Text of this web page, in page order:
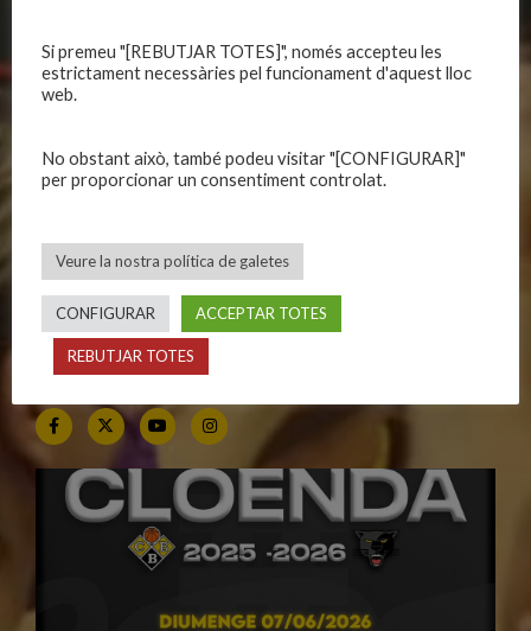
CALENDARIS
Equips federats
Categories inferiors
Partits a casa
INFORMACIONS
Botiga
Intranet
Contacte
SEGUEIX-NOS
Si premeu "[REBUTJAR TOTES]", només accepteu les
estrictament necessàries pel funcionament d'aquest lloc
web.
No obstant això, també podeu visitar "[CONFIGURAR]"
per proporcionar un consentiment controlat.
Veure la nostra política de galetes
CONFIGURAR ACCEPTAR TOTES
REBUTJAR TOTES